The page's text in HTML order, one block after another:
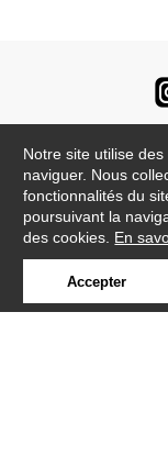
Notre site utilise
naviguer. Nous
fonctionnalités du
poursuivant la
des cookies. En
Accepter